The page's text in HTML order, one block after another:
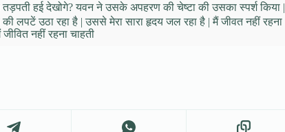
तड़पती हई देखोगे? यवन ने उसके अपहरण की चेष्टा की उसका स्पर्श किया |
लपटें उठा रहा है | उससे मेरा सारा हृदय जल रहा है | मैं जीवत नहीं रहना
नहीं रहना चाहती